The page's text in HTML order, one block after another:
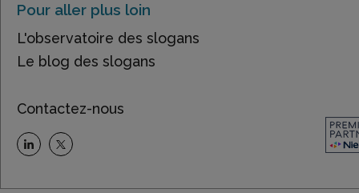
Pour aller plus loin
L'observatoire des slogans
Le blog des slogans
Contactez-nous